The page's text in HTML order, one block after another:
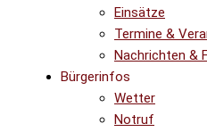
Einsätze
Termine &
Nachrichten &
Bürgerinfos
Wetter
Notruf